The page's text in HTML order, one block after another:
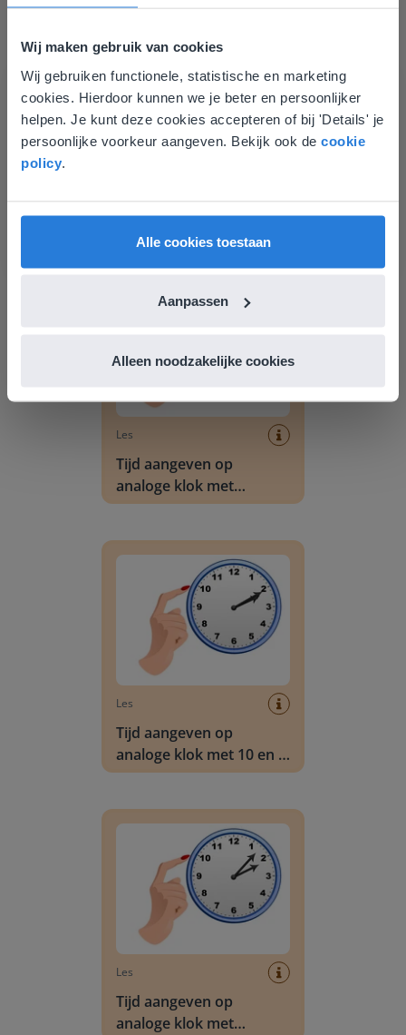
Wij maken gebruik van cookies
Wij gebruiken functionele, statistische en marketing
cookies. Hierdoor kunnen we je beter en persoonlijker
helpen. Je kunt deze cookies accepteren of bij 'Details' je
persoonlijke voorkeur aangeven. Bekijk ook de cookie
policy
Alle cookies toestaan
Aanpassen
Alleen noodzakelijke cookies
analoge klok met halve
uren
Tijd aangeven op analoge klok met kwartieren
Les
Tijd aangeven op
analoge klok met
kwartieren
Les
Tijd aangeven op
analoge klok met 10 en 5
minuten
Les
Tijd aangeven op
analoge klok met
Deze website komt niet
overeen met je locatie
Gezien je locatie, denken we dat je misschien
liever naar de website voor English gaat. Hier
English
Vlaanderen